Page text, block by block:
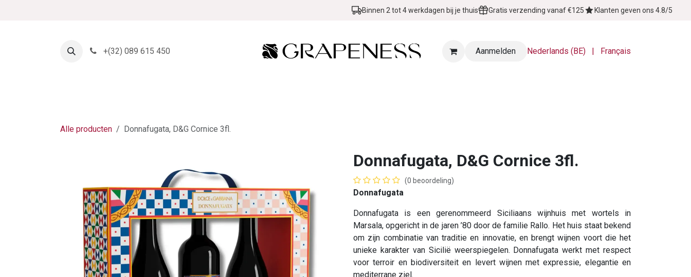
Binnen 2 tot 4 werkdagen bij je thuis Gratis verzending vanaf €125 Klanten geven ons 4.8/5
+(32) 089 615 450 Aanmelden Nederlands (BE) | Français
Alle producten Donnafugata, D&G Cornice 3fl.
Donnafugata, D&G Cornice 3fl.
(0 beoordeling)
Donnafugata
Donnafugata is een gerenommeerd Siciliaans wijnhuis met wortels in
Marsala, opgericht in de jaren ’80 door de familie Rallo. Het huis staat bekend
om zijn combinatie van traditie en innovatie, en brengt wijnen voort die het
unieke karakter van Sicilië weerspiegelen. Donnafugata werkt met respect
voor terroir en biodiversiteit en levert wijnen met expressie, elegantie en
mediterrane ziel.